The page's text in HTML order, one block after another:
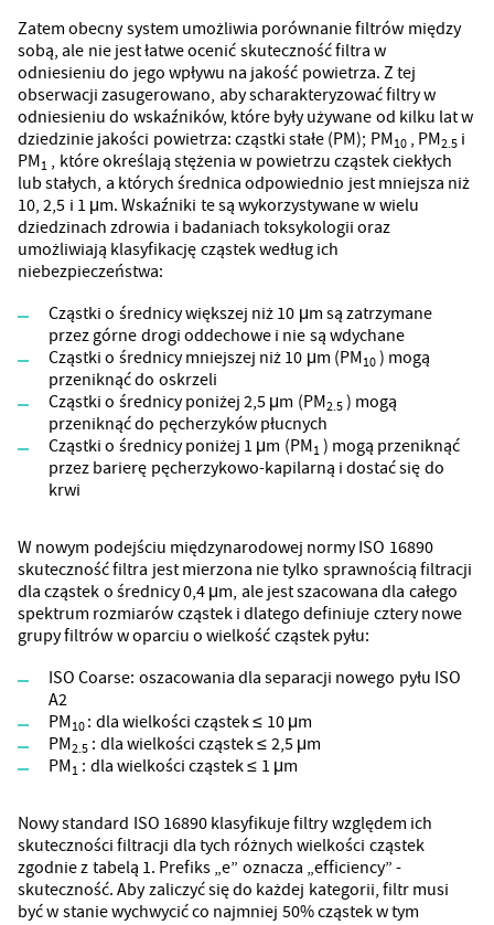
Zatem obecny system umożliwia porównanie filtrów między
sobą, ale nie jest łatwe ocenić skuteczność filtra w
odniesieniu do jego wpływu na jakość powietrza. Z tej
obserwacji zasugerowano, aby scharakteryzować filtry w
odniesieniu do wskaźników, które były używane od kilku lat w
dziedzinie jakości powietrza: cząstki stałe (PM); PM10, PM2.5 i
PM1 , które określają stężenia w powietrzu cząstek ciekłych
lub stałych, a których średnica odpowiednio jest mniejsza niż
10, 2,5 i 1 μm. Wskaźniki te są wykorzystywane w wielu
dziedzinach zdrowia i badaniach toksykologii oraz
umożliwiają klasyfikację cząstek według ich
niebezpieczeństwa:
Cząstki o średnicy większej niż 10 μm są zatrzymane
przez górne drogi oddechowe i nie są wdychane
Cząstki o średnicy mniejszej niż 10 μm (PM10) mogą
przeniknąć do oskrzeli
Cząstki o średnicy poniżej 2,5 μm (PM2.5) mogą
przeniknąć do pęcherzyków płucnych
Cząstki o średnicy poniżej 1 μm (PM1 ) mogą przeniknąć
przez barierę pęcherzykowo-kapilarną i dostać się do
krwi
W nowym podejściu międzynarodowej normy ISO 16890
skuteczność filtra jest mierzona nie tylko sprawnością filtracji
dla cząstek o średnicy 0,4 μm, ale jest szacowana dla całego
spektrum rozmiarów cząstek i dlatego definiuje cztery nowe
grupy filtrów w oparciu o wielkość cząstek pyłu:
ISO Coarse: oszacowania dla separacji nowego pyłu ISO
A2
PM10: dla wielkości cząstek ≤ 10 μm
PM2.5 : dla wielkości cząstek ≤ 2,5 μm
PM1 : dla wielkości cząstek ≤ 1 μm
Nowy standard ISO 16890 klasyfikuje filtry względem ich
skuteczności filtracji dla tych różnych wielkości cząstek
zgodnie z tabelą 1. Prefiks „e” oznacza „efficiency” -
skuteczność. Aby zaliczyć się do każdej kategorii, filtr musi
być w stanie wychwycić co najmniej 50% cząstek w tym